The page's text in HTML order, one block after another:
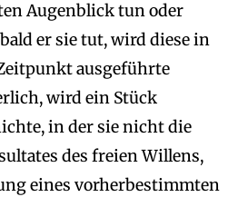
Augenblick tun oder
er sie tut, wird diese in
ausgeführte
wird ein Stück
in der sie nicht die
des freien Willens,
eines vorherbestimmten